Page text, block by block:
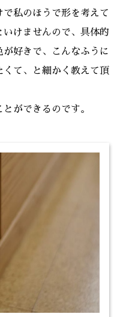
私のほうで形を考えて
いけませんので、具体的
好きで、こんなふうに
て、と細かく教えて頂
ができるのです。